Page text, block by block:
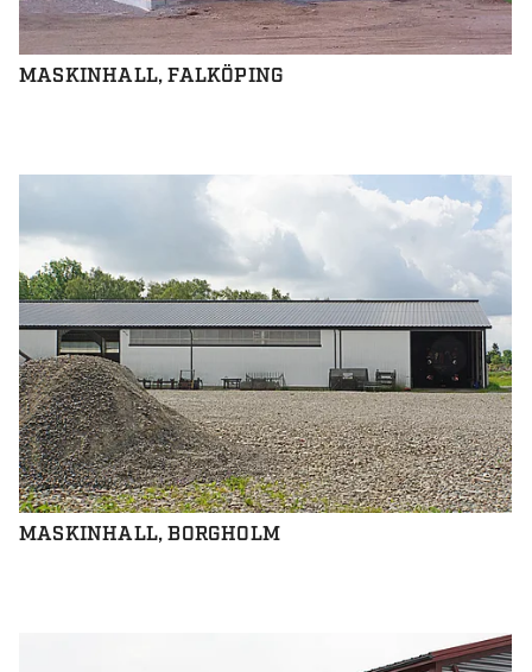
MASKINHALL, FALKÖPING
MASKINHALL, BORGHOLM